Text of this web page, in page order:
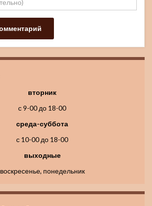
вторник
с 9-00 до 18-00
среда-суббота
с 10-00 до 18-00
выходные
воскресенье, понедельник